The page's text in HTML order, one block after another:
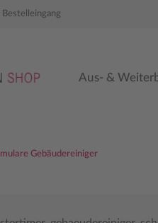
Bestelleingang
Aus- &
Gebäudereiniger